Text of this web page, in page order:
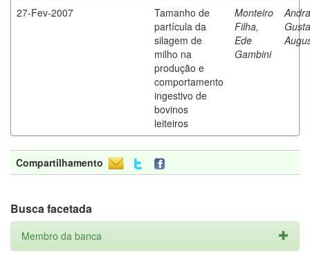
27-Fev-2007
Tamanho de
partícula da
silagem de
milho na
produção e
comportamento
ingestivo de
bovinos
leiteiros
Monteiro
Filha,
Ede
Gambini
Compartilhamento
Busca facetada
Membro da banca